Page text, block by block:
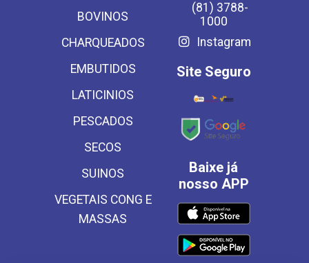
BOVINOS
CHARQUEADOS
EMBUTIDOS
LATICINIOS
PESCADOS
SECOS
SUINOS
VEGETAIS CONG E
MASSAS
(81) 3788-
1000
Instagram
Site Seguro
Baixe já
nosso APP